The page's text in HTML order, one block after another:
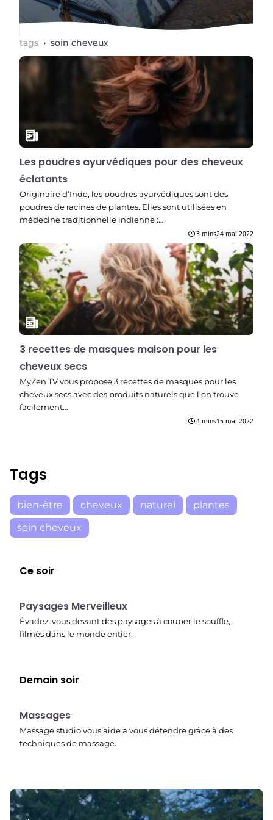
tags › soin cheveux
Les poudres ayurvédiques pour des cheveux
éclatants
Originaire d’Inde, les poudres ayurvédiques sont des
poudres de racines de plantes. Elles sont utilisées en
médecine traditionnelle indienne :…
3 mins24 mai 2022
3 recettes de masques maison pour les
cheveux secs
MyZen TV vous propose 3 recettes de masques pour les
cheveux secs avec des produits naturels que l’on trouve
facilement…
4 mins15 mai 2022
Tags
bien-être cheveux naturel
plantes
soin cheveux
Ce soir
22:37
Paysages Merveilleux
Évadez-vous devant des paysages à couper le souffle,
filmés dans le monde entier.
Demain soir
22:45
Massages
Massage studio vous aide à vous détendre grâce à des
techniques de massage.